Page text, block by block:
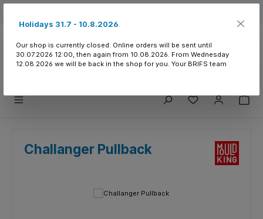
You have 0
Challanger Pullback
Holidays 31.7 - 10.8.2026
Our shop is currently closed. Online orders will be sent until
30.07.2026 12:00, then again from 10.08.2026. From Wednesday
12.08.2026 we will be back in the shop for you. Your BRIFS team